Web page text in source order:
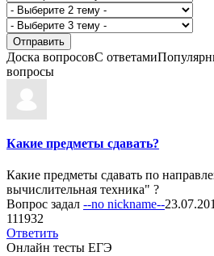
Доска вопросовС ответами
вопросы
Какие предметы сдавать?
Какие предметы сдавать по
вычислительная техника" ?
Вопрос задал --no nickname--
111932
Ответить
Онлайн тесты ЕГЭ